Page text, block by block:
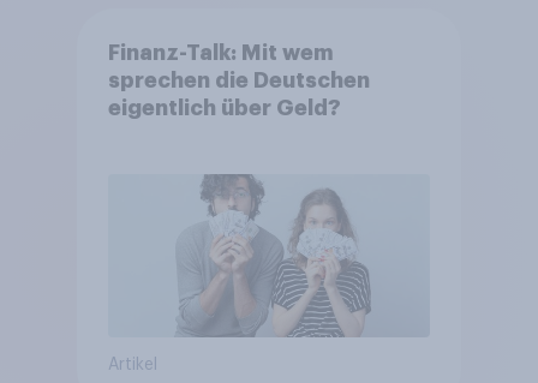
Finanz-Talk: Mit wem
sprechen die Deutschen
eigentlich über Geld?
Artikel